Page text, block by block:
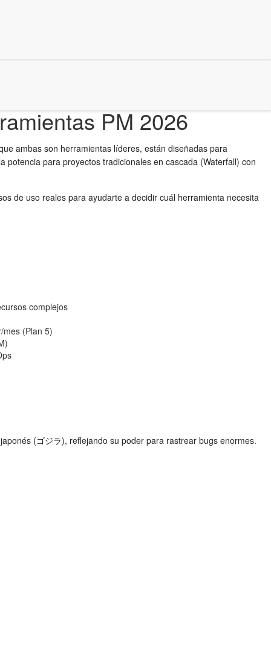
PM 2026
ambas son herramientas líderes, están diseñadas para
potencia para proyectos tradicionales en cascada (Waterfall) con
de uso reales para ayudarte a decidir cuál herramienta necesita
complejos
mes (Plan 5)
(ゴジラ), reflejando su poder para rastrear bugs enormes.